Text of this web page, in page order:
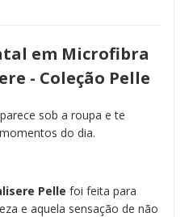
em Microfibra
- Coleção Pelle
sob a roupa e te
do dia.
Pelle foi feita para
e aquela sensação de não